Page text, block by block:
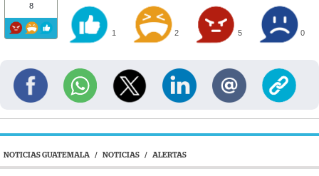
8
1 2 5 0
NOTICIAS GUATEMALA / NOTICIAS / ALERTAS